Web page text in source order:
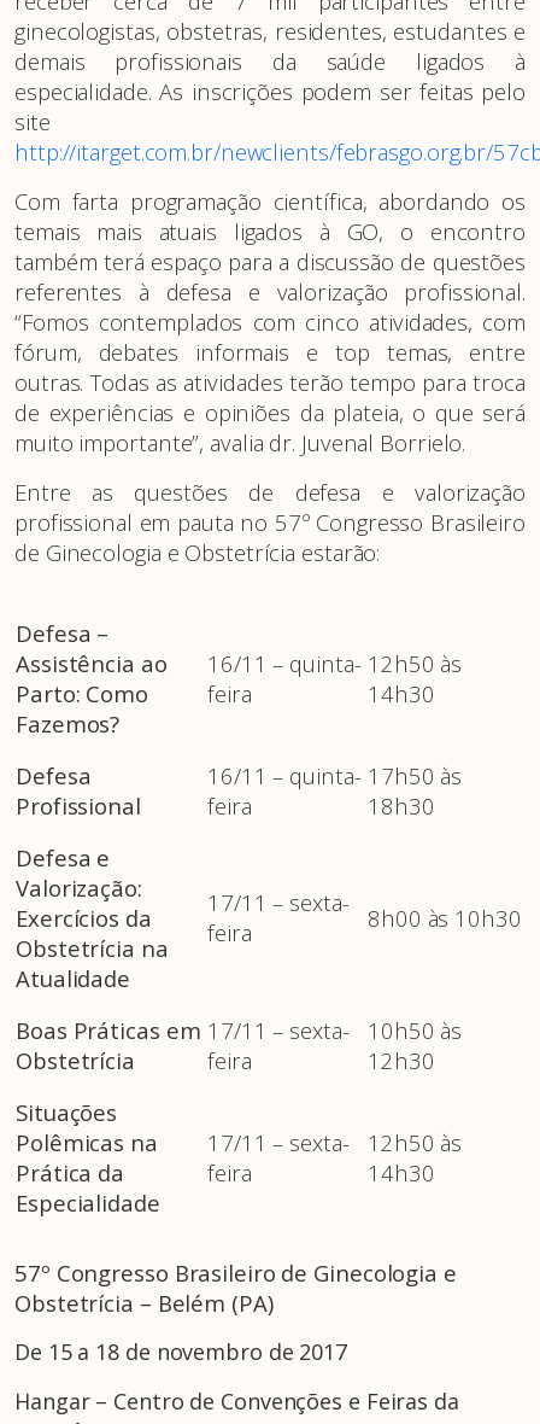
ginecologistas, obstetras, residentes, estudantes e
demais profissionais da saúde ligados à
especialidade. As inscrições podem ser feitas pelo
site
http://itarget.com.br/newclients/febrasgo.org.br/
Com farta programação científica, abordando os
temais mais atuais ligados à GO, o encontro
também terá espaço para a discussão de questões
referentes à defesa e valorização profissional.
“Fomos contemplados com cinco atividades, com
fórum, debates informais e top temas, entre
outras. Todas as atividades terão tempo para troca
de experiências e opiniões da plateia, o que será
muito importante”, avalia dr. Juvenal Borrielo.
Entre as questões de defesa e valorização
profissional em pauta no 57º Congresso Brasileiro
de Ginecologia e Obstetrícia estarão:
Defesa –
Assistência ao
Parto: Como
Fazemos?
16/11 – quinta-
feira
12h50 às
14h30
Defesa
Profissional
16/11 – quinta-
feira
17h50 às
18h30
Defesa e
Valorização:
Exercícios da
Obstetrícia na
Atualidade
17/11 – sexta-
feira
8h00 às 10h30
Boas Práticas em
Obstetrícia
17/11 – sexta-
feira
10h50 às
12h30
Situações
Polêmicas na
Prática da
Especialidade
17/11 – sexta-
feira
12h50 às
14h30
57º Congresso Brasileiro de Ginecologia e
Obstetrícia – Belém (PA)
De 15 a 18 de novembro de 2017
Hangar – Centro de Convenções e Feiras da